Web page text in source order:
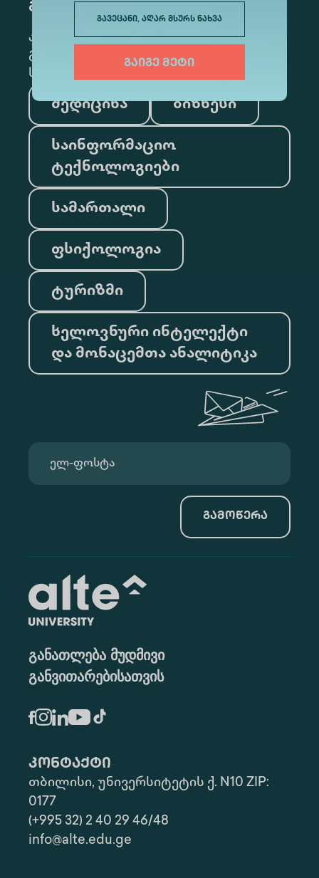
გავეცანი, აღარ მსურს ნახვა
გაიგე მეტი
გამოწერა
კონკრეტული მიმართულების
გამოსაწერად, მონიშნეთ შესაბამისი
სექცია
მედიცინა ბიზნესი
საინფორმაციო
ტექნოლოგიები
სამართალი
ფსიქოლოგია
ტურიზმი
ხელოვნური ინტელექტი
და მონაცემთა ანალიტიკა
გამოწერა
განათლება მუდმივი
განვითარებისათვის
კონტაქტი
თბილისი, უნივერსიტეტის ქ. N10 ZIP:
0177
(+995 32) 2 40 29 46/48
info@alte.edu.ge